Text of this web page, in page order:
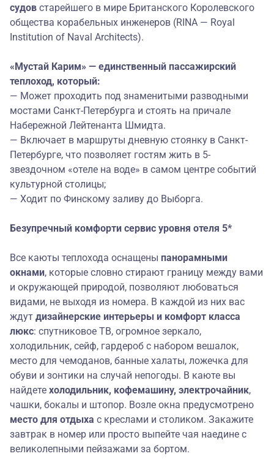
судов старейшего в мире Британского Королевского
общества корабельных инженеров (RINA — Royal
Institution of Naval Architects).
«Мустай Карим» — единственный пассажирский
теплоход, который:
— Может проходить под знаменитыми разводными
мостами Санкт-Петербурга и стоять на причале
Набережной Лейтенанта Шмидта.
— Включает в маршруты дневную стоянку в Санкт-
Петербурге, что позволяет гостям жить в 5-
звездочном «отеле на воде» в самом центре событий
культурной столицы;
— Ходит по Финскому заливу до Выборга.
Безупречный комфорти сервис уровня отеля 5*
Все каюты теплохода оснащены панорамными
окнами, которые словно стирают границу между вами
и окружающей природой, позволяют любоваться
видами, не выходя из номера. В каждой из них вас
ждут дизайнерские интерьеры и комфорт класса
люкс: спутниковое ТВ, огромное зеркало,
холодильник, сейф, гардероб с набором вешалок,
место для чемоданов, банные халаты, ложечка для
обуви и зонтики на случай непогоды. В каюте вы
найдете холодильник, кофемашину, электрочайник,
чашки, бокалы и штопор. Возле окна предусмотрено
место для отдыха с креслами и столиком. Закажите
завтрак в номер или просто выпейте чая наедине с
великолепными пейзажами за бортом.